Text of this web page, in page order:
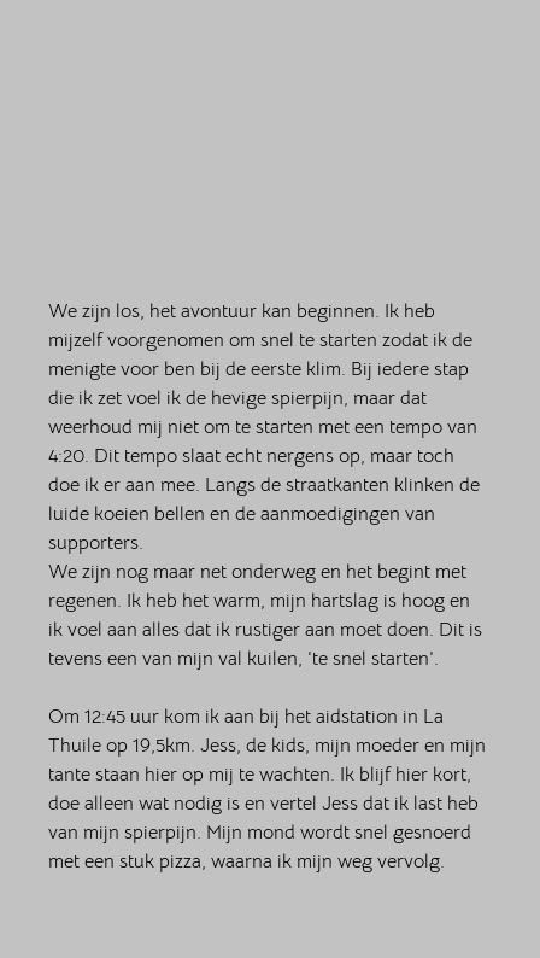
We zijn los, het avontuur kan beginnen. Ik heb
mijzelf voorgenomen om snel te starten zodat ik de
menigte voor ben bij de eerste klim. Bij iedere stap
die ik zet voel ik de hevige spierpijn, maar dat
weerhoud mij niet om te starten met een tempo van
4:20. Dit tempo slaat echt nergens op, maar toch
doe ik er aan mee. Langs de straatkanten klinken de
luide koeien bellen en de aanmoedigingen van
supporters.
We zijn nog maar net onderweg en het begint met
regenen. Ik heb het warm, mijn hartslag is hoog en
ik voel aan alles dat ik rustiger aan moet doen. Dit is
tevens een van mijn val kuilen, ‘te snel starten’.
Om 12:45 uur kom ik aan bij het aidstation in La
Thuile op 19,5km. Jess, de kids, mijn moeder en mijn
tante staan hier op mij te wachten. Ik blijf hier kort,
doe alleen wat nodig is en vertel Jess dat ik last heb
van mijn spierpijn. Mijn mond wordt snel gesnoerd
met een stuk pizza, waarna ik mijn weg vervolg.